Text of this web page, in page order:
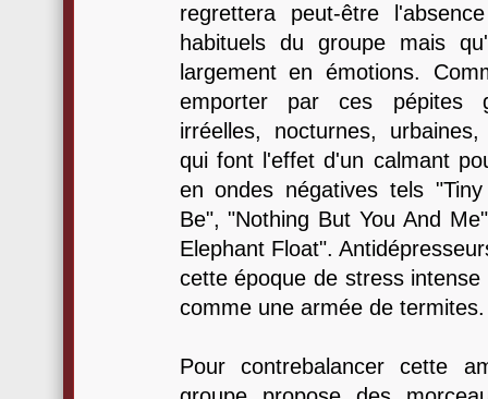
regrettera peut-être
habituels du groupe mais
largement en émotions.
emporter par ces pépites
irréelles, nocturnes,
qui font l'effet d'un calmant
en ondes négatives tels
Be", "Nothing But You And
Elephant Float".
cette époque de stress
comme une armée de termites.
Pour contrebalancer cette